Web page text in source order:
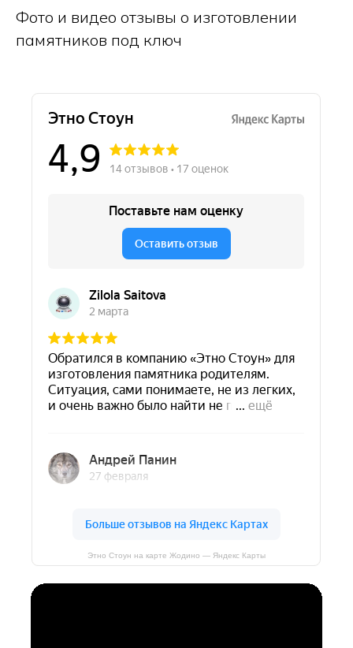
Фото и видео отзывы о изготовлении
памятников под ключ
Этно Стоун на карте Жодино — Яндекс Карты